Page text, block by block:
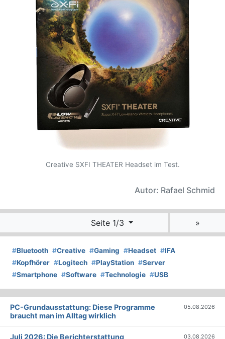
Creative SXFI THEATER Headset im Test.
Autor: Rafael Schmid
Seite 1/3 »
#Bluetooth #Creative #Gaming #Headset #IFA
#Kopfhörer #Logitech #PlayStation #Server
#Smartphone #Software #Technologie #USB
PC-Grundausstattung: Diese Programme
braucht man im Alltag wirklich
05.08.2026
Juli 2026: Die Bericht­erstattung
03.08.2026